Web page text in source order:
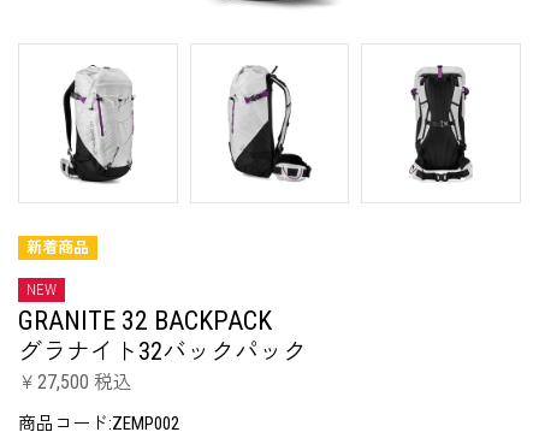
新着商品
NEW
GRANITE 32 BACKPACK
グラナイト32バックパック
￥27,500 税込
商品コード:ZEMP002